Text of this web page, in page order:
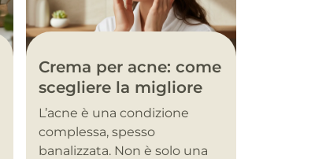
Crema per acne: come
scegliere la migliore
L’acne è una condizione
complessa, spesso
banalizzata. Non è solo una